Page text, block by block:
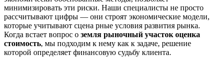
минимизировать эти риски. Наши специалисты не просто
рассчитывают цифры — они строят экономические модели,
которые учитывают сцена рные условия развития рынка.
Когда встает вопрос о земля рыночный участок оценка
стоимость, мы подходим к нему как к задаче, решение
которой определяет финансовую судьбу клиента.